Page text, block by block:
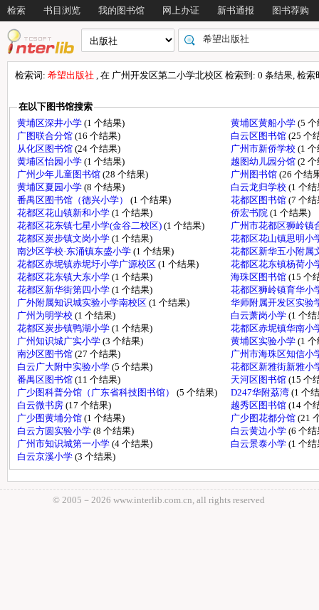
检索 书目浏览 我的图书馆 网上办证 新书通报 图书荐购
检索词: 希望出版社 , 在 广州开发区第二小学北校区 检索到: 0 条结果, 检索
在以下图书馆搜索
黄埔区深井小学 (1 个结果) 黄埔区黄船小学 (5
广图联合分馆 (16 个结果) 白云区图书馆 (25 个
从化区图书馆 (24 个结果) 广州市新侨学校 (1
黄埔区怡园小学 (1 个结果) 越图幼儿园分馆 (2
广州少年儿童图书馆 (28 个结果) 广州图书馆 (26 个结
黄埔区夏园小学 (8 个结果) 白云龙归学校 (1 个结
番禺区图书馆（德兴小学） (1 个结果) 花都区图书馆 (7 个结
花都区花山镇新和小学 (1 个结果) 侨宏书院 (1 个结果)
花都区花东镇七星小学(金谷二校区) (1 个结果)
广州市花都区狮岭镇
花都区炭步镇文岗小学 (1 个结果)
花都区花山镇思明小
南沙区学校·东涌镇东盛小学 (1 个结果)
花都区新华五小附属
花都区赤坭镇赤坭圩小学广源校区 (1 个结果)
花都区花东镇杨荷小
花都区花东镇大东小学 (1 个结果) 海珠区图书馆 (15 个
花都区新华街第四小学 (1 个结果)
花都区狮岭镇育华小
广外附属知识城实验小学南校区 (1 个结果)
华师附属开发区实验
广州为明学校 (1 个结果) 白云萧岗小学 (1 个结
花都区炭步镇鸭湖小学 (1 个结果)
花都区赤坭镇华南小
广州知识城广实小学 (3 个结果) 黄埔区实验小学 (1
南沙区图书馆 (27 个结果)
广州市海珠区知信小
白云广大附中实验小学 (5 个结果)
花都区新雅街新雅小
番禺区图书馆 (11 个结果) 天河区图书馆 (15 个
广少图科普分馆（广东省科技图书馆） (5 个结果) D247华附荔湾 (1 个
白云微书房 (17 个结果) 越秀区图书馆 (14 个
广少图黄埔分馆 (1 个结果) 广少图花都分馆 (21
白云方圆实验小学 (8 个结果) 白云黄边小学 (6 个结
广州市知识城第一小学 (4 个结果) 白云景泰小学 (1 个结
白云京溪小学 (3 个结果)
© 2005－ 2026 www.interlib.com.cn, all rights reserved